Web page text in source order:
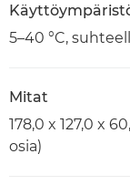
5–40 °C,
Mitat
178,0 x 127,0 x
osia)